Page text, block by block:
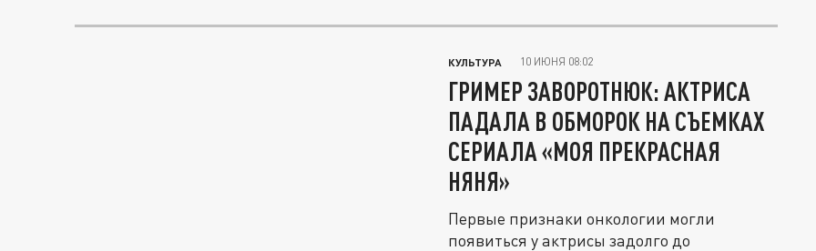
КУЛЬТУРА 10 ИЮНЯ 08:02
ГРИМЕР ЗАВОРОТНЮК: АКТРИСА
ПАДАЛА В ОБМОРОК НА СЪЕМКАХ
СЕРИАЛА «МОЯ ПРЕКРАСНАЯ
НЯНЯ»
Первые признаки онкологии могли
появиться у актрисы задолго до